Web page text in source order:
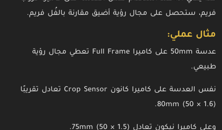
فريم، ستحصل على مجال رؤية أضيق مقارنة بالفُل فريم.
مثال عملي:
عدسة 50mm على كاميرا Full Frame تعطي مجال رؤية
طبيعي.
نفس العدسة على كاميرا كانون Crop Sensor تعادل تقريبًا
80mm (50 × 1.6).
وعلى كاميرا نيكون تعادل 75mm (50 × 1.5).